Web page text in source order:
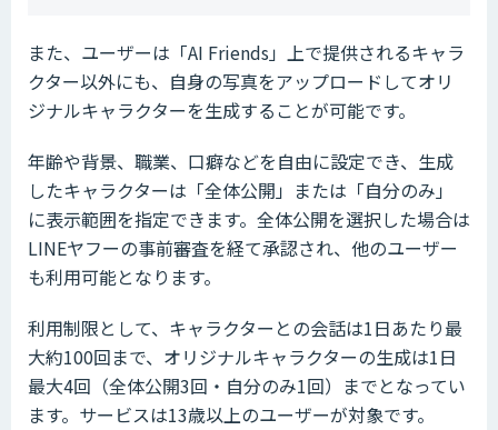
また、ユーザーは「AI Friends」上で提供されるキャラ
クター以外にも、自身の写真をアップロードしてオリ
ジナルキャラクターを生成することが可能です。
年齢や背景、職業、口癖などを自由に設定でき、生成
したキャラクターは「全体公開」または「自分のみ」
に表示範囲を指定できます。全体公開を選択した場合は
LINEヤフーの事前審査を経て承認され、他のユーザー
も利用可能となります。
利用制限として、キャラクターとの会話は1日あたり最
大約100回まで、オリジナルキャラクターの生成は1日
最大4回（全体公開3回・自分のみ1回）までとなってい
ます。サービスは13歳以上のユーザーが対象です。